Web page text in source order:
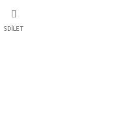
SDÍLET